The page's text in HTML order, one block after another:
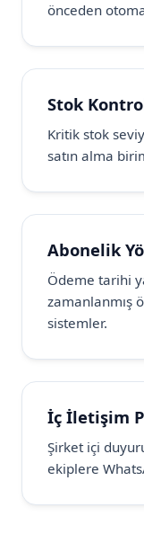
önceden
Stok
Kritik stok
satın alma
Abonelik
Ödeme tarihi
zamanlanmış
sistemler.
İç İletişim
Şirket içi
ekiplere